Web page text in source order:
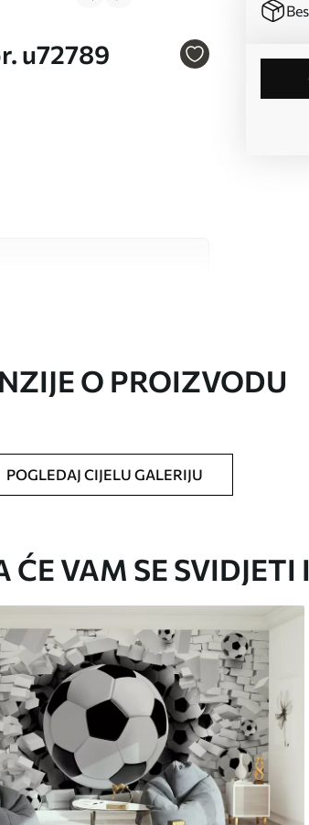
u72789
Lakirane tapete mogu se
O PROIZVODU
POGLEDAJ CIJELU GALERIJU
ĆE VAM SE SVIDJETI